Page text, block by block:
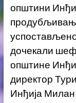
општини
дочекали
општине
директор
Инђија Милан